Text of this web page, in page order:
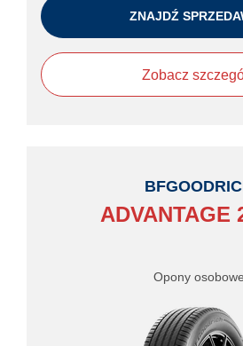
ZNAJDŹ
Zobacz
ADVANTAGE
Opony osobowe